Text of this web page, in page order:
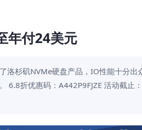
年付24美元
洛杉矶NVMe硬盘产品，IO性能十分出
6.8折优惠码：A442P9FJZE 活动截止